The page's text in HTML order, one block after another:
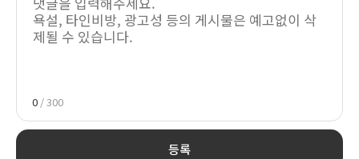
0 / 300
등록